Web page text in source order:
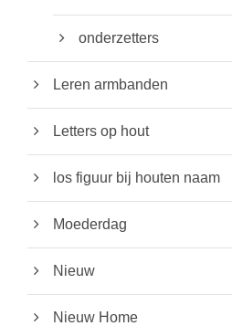
onderzetters
Leren armbanden
Letters op hout
los figuur bij houten naam
Moederdag
Nieuw
Nieuw Home